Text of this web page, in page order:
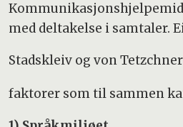
med deltakelse i samtaler.
Stadskleiv og von
faktorer som til sammen